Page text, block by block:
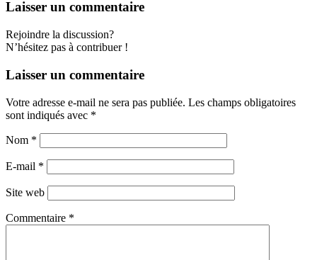
Laisser un commentaire
Rejoindre la discussion?
N’hésitez pas à contribuer !
Laisser un commentaire
Votre adresse e-mail ne sera pas publiée. Les champs obligatoires
sont indiqués avec *
Nom *
E-mail *
Site web
Commentaire *